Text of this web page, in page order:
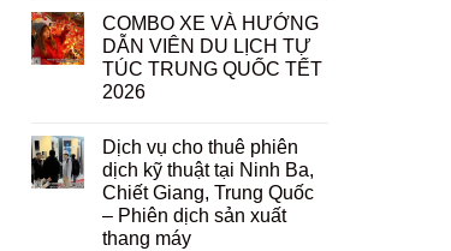
COMBO XE VÀ HƯỚNG
DẪN VIÊN DU LỊCH TỰ
TÚC TRUNG QUỐC TẾT
2026
Dịch vụ cho thuê phiên
dịch kỹ thuật tại Ninh Ba,
Chiết Giang, Trung Quốc
– Phiên dịch sản xuất
thang máy